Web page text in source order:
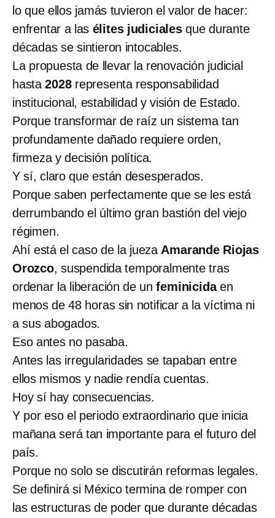
lo que ellos jamás tuvieron el valor de hacer:
enfrentar a las élites judicialesque durante
décadas se sintieron intocables.
La propuesta de llevar la renovación judicial
hasta2028representa responsabilidad
institucional, estabilidad y visión de Estado.
Porque transformar de raíz un sistema tan
profundamente dañado requiere orden,
firmeza y decisión política.
Y sí, claro que están desesperados.
Porque saben perfectamente que se les está
derrumbando el último gran bastión del viejo
régimen.
Ahí está el caso de la jueza Amarande Riojas
Orozco, suspendida temporalmente tras
ordenar la liberación de unfeminicidaen
menos de 48 horas sin notificar a la víctima ni
a sus abogados.
Eso antes no pasaba.
Antes las irregularidades se tapaban entre
ellos mismos y nadie rendía cuentas.
Hoy sí hay consecuencias.
Y por eso el periodo extraordinario que inicia
mañana será tan importante para el futuro del
país.
Porque no solo se discutirán reformas legales.
Se definirá si México termina de romper con
las estructuras de poder que durante décadas